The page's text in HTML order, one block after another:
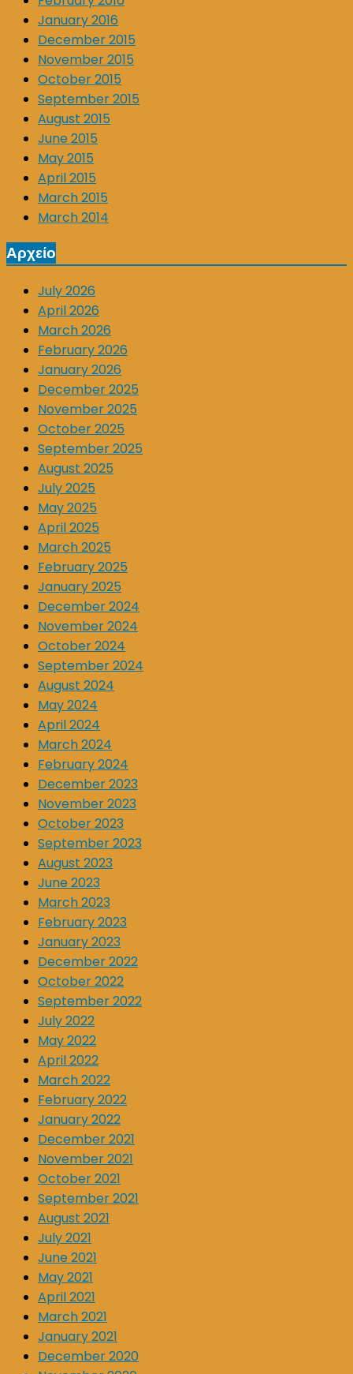
January 2016
December 2015
November 2015
October 2015
September 2015
August 2015
June 2015
May 2015
April 2015
March 2015
March 2014
Αρχείο
July 2026
April 2026
March 2026
February 2026
January 2026
December 2025
November 2025
October 2025
September 2025
August 2025
July 2025
May 2025
April 2025
March 2025
February 2025
January 2025
December 2024
November 2024
October 2024
September 2024
August 2024
May 2024
April 2024
March 2024
February 2024
December 2023
November 2023
October 2023
September 2023
August 2023
June 2023
March 2023
February 2023
January 2023
December 2022
October 2022
September 2022
July 2022
May 2022
April 2022
March 2022
February 2022
January 2022
December 2021
November 2021
October 2021
September 2021
August 2021
July 2021
June 2021
May 2021
April 2021
March 2021
January 2021
December 2020